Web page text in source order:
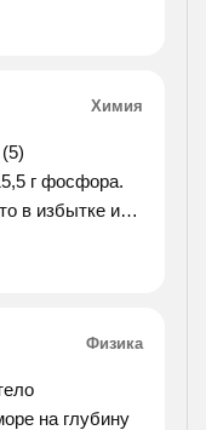
Химия
г фосфора.
в избытке и
Физика
на глубину